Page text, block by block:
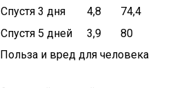
Спустя 3 дня
4,8 74,4
Спустя 5 дней
3,9 80
Польза и вред для человека